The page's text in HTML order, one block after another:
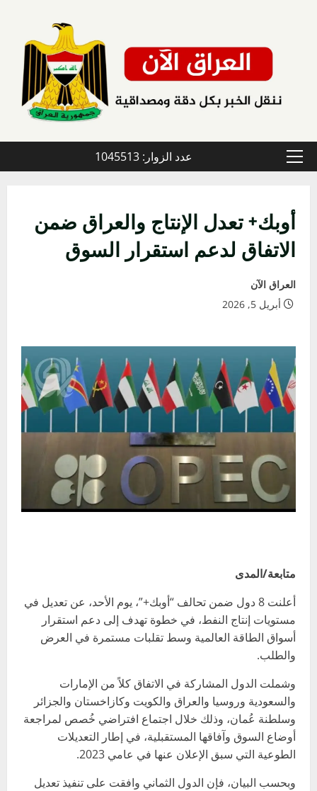
القائمة
عدد الزوار: 1045513
أوبك+ تعدل الإنتاج والعراق ضمن
الاتفاق لدعم استقرار السوق
العراق الآن
أبريل 5, 2026
متابعة/المدى
أعلنت 8 دول ضمن تحالف “أوبك+”، يوم الأحد، عن تعديل في
مستويات إنتاج النفط، في خطوة تهدف إلى دعم استقرار
أسواق الطاقة العالمية وسط تقلبات مستمرة في العرض
والطلب.
وشملت الدول المشاركة في الاتفاق كلاً من الإمارات
والسعودية وروسيا والعراق والكويت وكازاخستان والجزائر
وسلطنة عُمان، وذلك خلال اجتماع افتراضي خُصص لمراجعة
أوضاع السوق وآفاقها المستقبلية، في إطار التعديلات
الطوعية التي سبق الإعلان عنها في عامي 2023.
وبحسب البيان، فإن الدول الثماني وافقت على تنفيذ تعديل